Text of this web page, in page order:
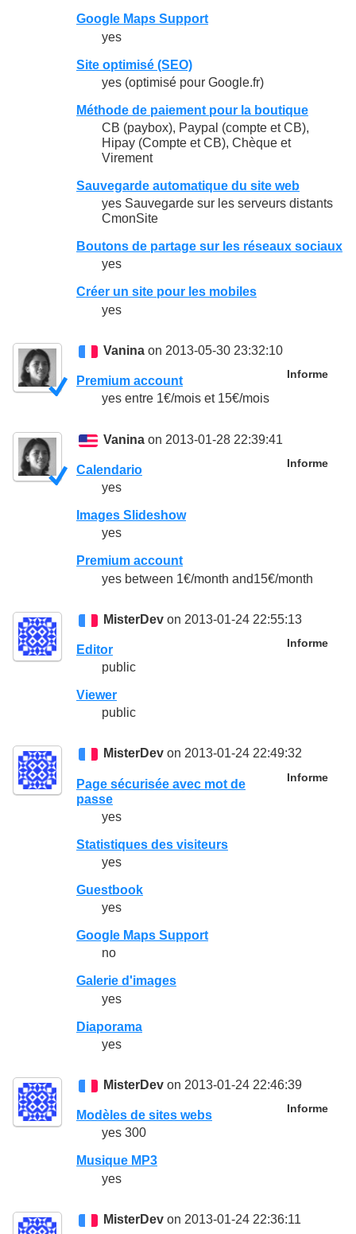
Google Maps Support
yes
Site optimisé (SEO)
yes (optimisé pour Google.fr)
Méthode de paiement pour la boutique
CB (paybox), Paypal (compte et CB),
Hipay (Compte et CB), Chèque et
Virement
Sauvegarde automatique du site web
yes Sauvegarde sur les serveurs distants
CmonSite
Boutons de partage sur les réseaux sociaux
yes
Créer un site pour les mobiles
yes
Vanina on 2013-05-30 23:32:10
Informe
Premium account
yes entre 1€/mois et 15€/mois
Vanina on 2013-01-28 22:39:41
Informe
Calendario
yes
Images Slideshow
yes
Premium account
yes between 1€/month and15€/month
MisterDev on 2013-01-24 22:55:13
Informe
Editor
public
Viewer
public
MisterDev on 2013-01-24 22:49:32
Informe
Page sécurisée avec mot de
passe
yes
Statistiques des visiteurs
yes
Guestbook
yes
Google Maps Support
no
Galerie d'images
yes
Diaporama
yes
MisterDev on 2013-01-24 22:46:39
Informe
Modèles de sites webs
yes 300
Musique MP3
yes
MisterDev on 2013-01-24 22:36:11